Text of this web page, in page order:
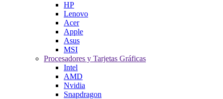
HP
Lenovo
Acer
Apple
Asus
MSI
Procesadores y Tarjetas Gráficas
Intel
AMD
Nvidia
Snapdragon